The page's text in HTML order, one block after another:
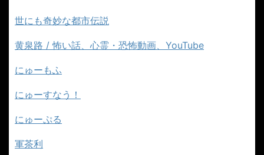
世にも奇妙な都市伝説
黄泉路 / 怖い話、心霊・恐怖動画、YouTube
にゅーもふ
にゅーすなう！
にゅーぷる
軍茶利